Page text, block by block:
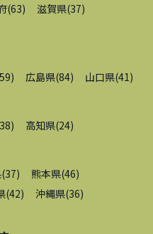
(63) 滋賀県(37)
59) 広島県(84) 山口県(41)
38) 高知県(24)
(37) 熊本県(46)
(42) 沖縄県(36)